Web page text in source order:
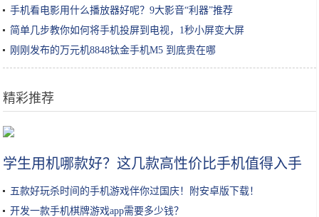
手机看电影用什么播放器好呢？9大影音“利器”推荐
简单几步教你如何将手机投屏到电视，1秒小屏变大屏
刚刚发布的万元机8848钛金手机M5 到底贵在哪
精彩推荐
学生用机哪款好？这几款高性价比手机值得入手
五款好玩杀时间的手机游戏伴你过国庆！附安卓版下载！
开发一款手机棋牌游戏app需要多少钱？